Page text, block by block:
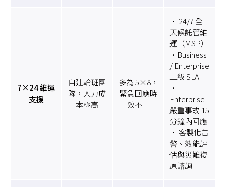
7×24 維運
支援
自建輪班團
隊，人力成
本極高
多為 5×8，
緊急回應時
效不一
• 24/7 全
天候託管維
運（MSP）
•Business
/ Enterprise
二級 SLA
•
Enterprise
嚴重事故 15
分鐘內回應
• 客製化告
警、效能評
估與災難復
原諮詢